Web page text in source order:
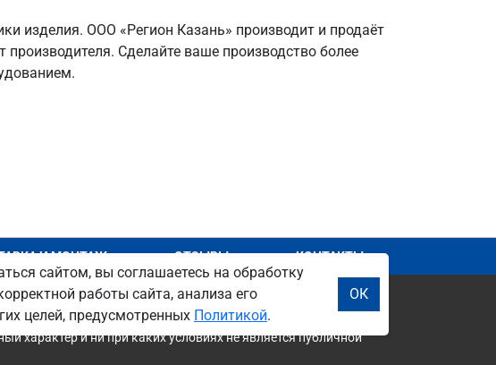
изделия. ООО «Регион Казань» производит и продаёт
Сделайте ваше производство более
И МОНТАЖ ОТЗЫВЫ КОНТАКТЫ
характер и ни при каких условиях не является публичной
сайтом, вы соглашаетесь на обработку
работы сайта, анализа его
целей, предусмотренных Политикой.
ОК